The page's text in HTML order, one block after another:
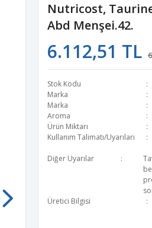
Nutricost,
Abd Menşei.42.
6.112,51 TL
Stok Kodu
Marka
Marka
Aroma
Ürün Miktarı
Kullanım Talimatı/Uyarıları
Diğer Uyarılar
Üretici Bilgisi